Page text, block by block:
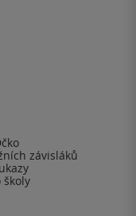
závisláků
školy